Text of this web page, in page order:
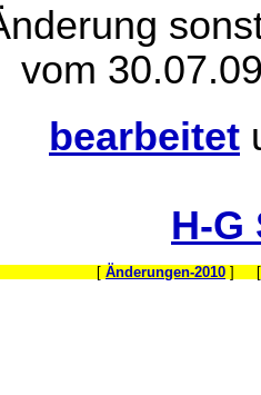
vom
bearbeitet
H-G
[ Änderungen-2010 ]